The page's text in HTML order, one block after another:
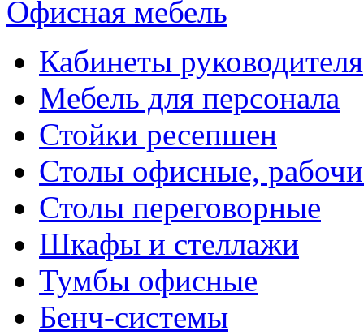
Офисная мебель
Кабинеты руководителя
Мебель для персонала
Стойки ресепшен
Столы офисные,
Столы переговорные
Шкафы и стеллажи
Тумбы офисные
Бенч-системы